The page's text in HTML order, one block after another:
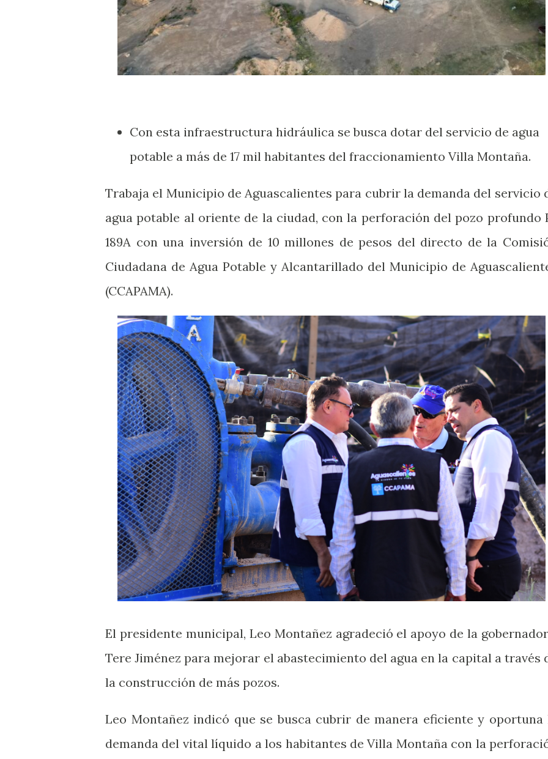
Con esta infraestructura hidráulica se busca dotar del servicio de agua
potable a más de 17 mil habitantes del fraccionamiento Villa Montaña.
Trabaja el Municipio de Aguascalientes para cubrir la demanda del servicio
agua potable al oriente de la ciudad, con la perforación del pozo profundo
189A con una inversión de 10 millones de pesos del directo de la
Ciudadana de Agua Potable y Alcantarillado del Municipio de
(CCAPAMA).
El presidente municipal, Leo Montañez agradeció el apoyo de la
Tere Jiménez para mejorar el abastecimiento del agua en la capital a través
la construcción de más pozos.
Leo Montañez indicó que se busca cubrir de manera eficiente y oportuna
demanda del vital líquido a los habitantes de Villa Montaña con la